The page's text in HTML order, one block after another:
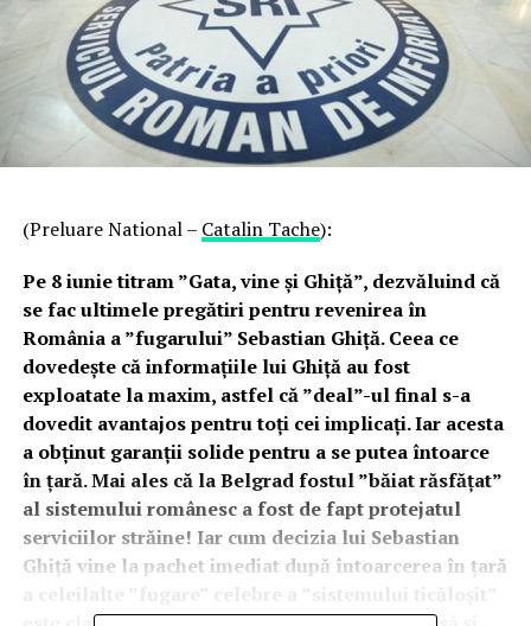
(Preluare National – Catalin Tache):
Pe 8 iunie titram ”Gata, vine și Ghiță”, dezvăluind că
se fac ultimele pregătiri pentru revenirea în
România a ”fugarului” Sebastian Ghiță. Ceea ce
dovedește că informațiile lui Ghiță au fost
exploatate la maxim, astfel că ”deal”-ul final s-a
dovedit avantajos pentru toți cei implicați. Iar acesta
a obținut garanții solide pentru a se putea întoarce
în țară. Mai ales că la Belgrad fostul ”băiat răsfățat”
al sistemului românesc a fost de fapt protejatul
serviciilor străine! Iar cum decizia lui Sebastian
Ghiță vine la pachet imediat după întoarcerea în țară